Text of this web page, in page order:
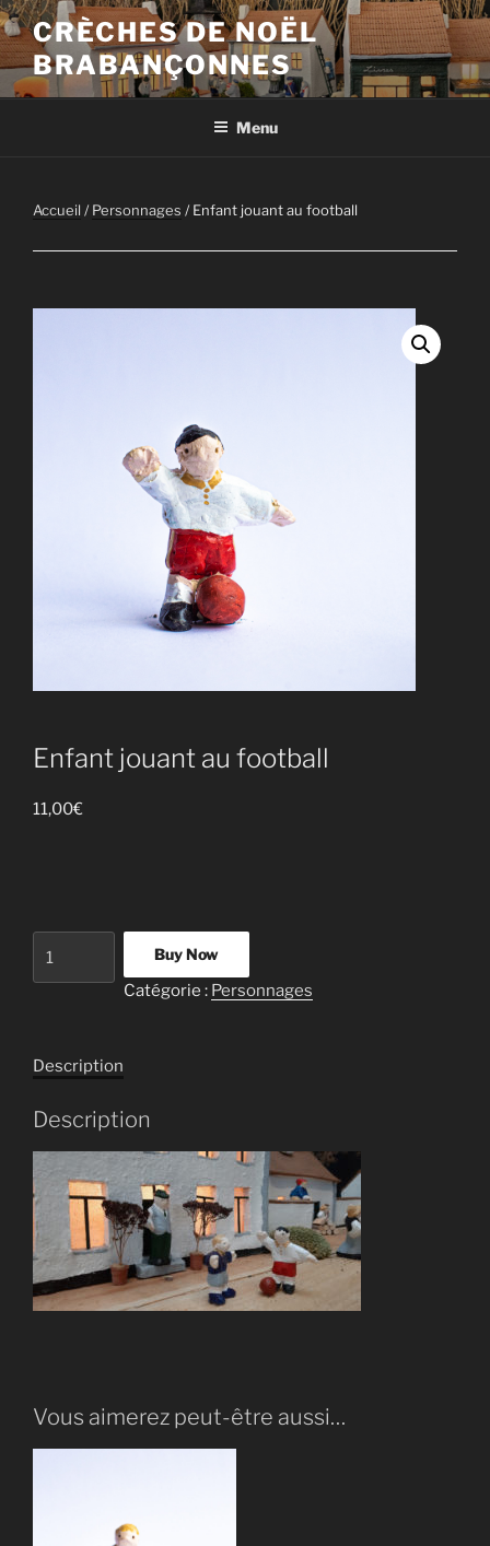
Aller
au
contenu
principal
CRÈCHES DE NOËL
BRABANÇONNES
Menu
Accueil /Personnages / Enfant jouant au football
Enfant jouant au football
11,00€
de
football
Buy Now
Catégorie : Personnages
Description
Description
Vous aimerez peut-être aussi…